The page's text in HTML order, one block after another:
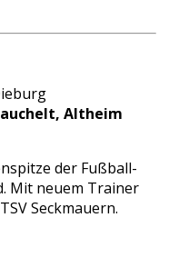
Altheim
der Fußball-
Mit neuem Trainer
Seckmauern.